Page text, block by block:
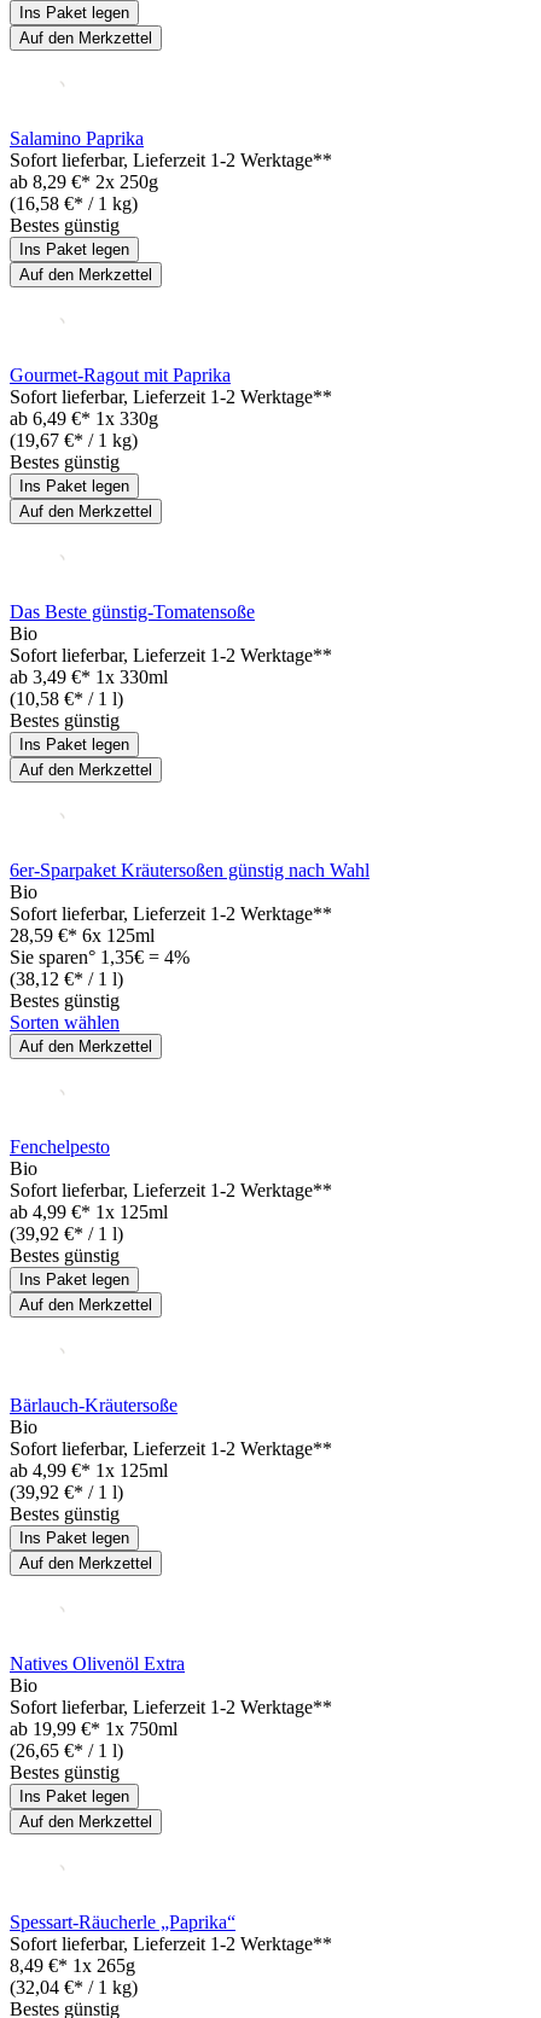
Ins Paket legen
Auf den Merkzettel
Salamino Paprika
Sofort lieferbar, Lieferzeit 1-2 Werktage**
ab 8,29 €* 2x 250g
(16,58 €* / 1 kg)
Bestes günstig
Ins Paket legen
Auf den Merkzettel
Gourmet-Ragout mit Paprika
Sofort lieferbar, Lieferzeit 1-2 Werktage**
ab 6,49 €* 1x 330g
(19,67 €* / 1 kg)
Bestes günstig
Ins Paket legen
Auf den Merkzettel
Das Beste günstig-Tomatensoße
Bio
Sofort lieferbar, Lieferzeit 1-2 Werktage**
ab 3,49 €* 1x 330ml
(10,58 €* / 1 l)
Bestes günstig
Ins Paket legen
Auf den Merkzettel
6er-Sparpaket Kräutersoßen günstig nach Wahl
Bio
Sofort lieferbar, Lieferzeit 1-2 Werktage**
28,59 €* 6x 125ml
Sie sparen° 1,35€ = 4%
(38,12 €* / 1 l)
Bestes günstig
Sorten wählen
Auf den Merkzettel
Fenchelpesto
Bio
Sofort lieferbar, Lieferzeit 1-2 Werktage**
ab 4,99 €* 1x 125ml
(39,92 €* / 1 l)
Bestes günstig
Ins Paket legen
Auf den Merkzettel
Bärlauch-Kräutersoße
Bio
Sofort lieferbar, Lieferzeit 1-2 Werktage**
ab 4,99 €* 1x 125ml
(39,92 €* / 1 l)
Bestes günstig
Ins Paket legen
Auf den Merkzettel
Natives Olivenöl Extra
Bio
Sofort lieferbar, Lieferzeit 1-2 Werktage**
ab 19,99 €* 1x 750ml
(26,65 €* / 1 l)
Bestes günstig
Ins Paket legen
Auf den Merkzettel
Spessart-Räucherle „Paprika“
Sofort lieferbar, Lieferzeit 1-2 Werktage**
8,49 €* 1x 265g
(32,04 €* / 1 kg)
Bestes günstig